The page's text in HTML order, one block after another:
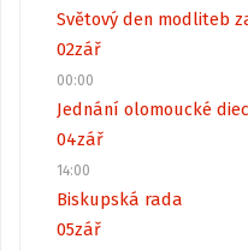
Světový den modliteb
02zář
00:00
Jednání olomoucké
04zář
14:00
Biskupská rada
05zář